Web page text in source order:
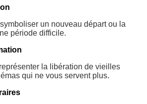
un nouveau départ ou la
période difficile.
la libération de vieilles
qui ne vous servent plus.